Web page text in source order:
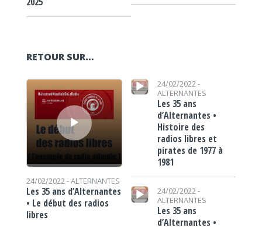
RETOUR SUR…
Lecteur audio
24/02/2022 -ALTERNANTES
Les 35 ans d’Alternantes
• Le début des radios
libres
Lecteur audio
24/02/2022 -
ALTERNANTES
Les 35 ans
d’Alternantes •
Histoire des
radios libres et
pirates de 1977 à
1981
Lecteur audio
24/02/2022 -
ALTERNANTES
Les 35 ans
d’Alternantes •